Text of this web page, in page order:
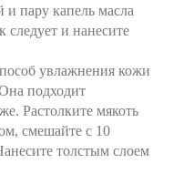
пару капель масла
следует и нанесите
увлажнения кожи
подходит
Растолките мякоть
смешайте с 10
толстым слоем